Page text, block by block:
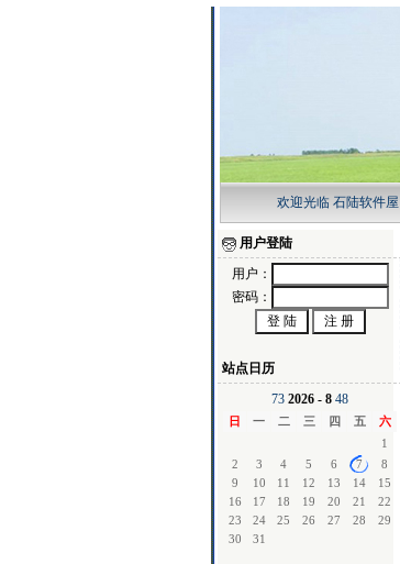
欢迎光临 石陆软件屋
用户登陆
用户：
密码：
站点日历
73 2026 - 8 48
日 一 二 三 四 五
六
1
2
3 4 5 6 7
8
9
10 11 12 13 14
15
16
17 18 19 20 21
22
23
24 25 26 27 28
29
30
31